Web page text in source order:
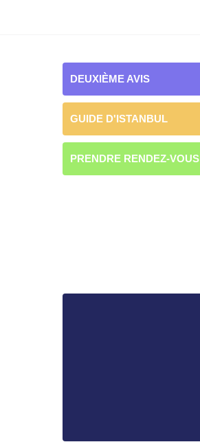
DEUXIÈME AVIS
GUIDE D'ISTANBUL
PRENDRE RENDEZ-VOUS